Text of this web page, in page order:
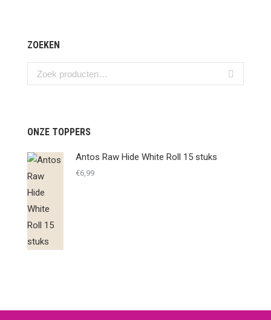
ZOEKEN
ONZE TOPPERS
Antos Raw Hide White Roll 15 stuks
€6,99